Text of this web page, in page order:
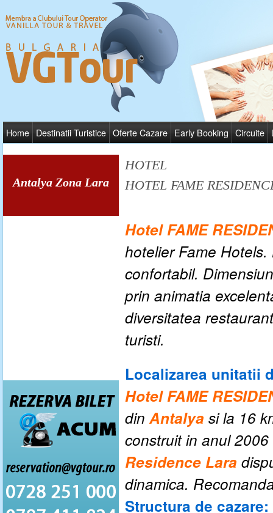
Home Destinatii Turistice Oferte Cazare Early Booking Circuite
Antalya Zona Lara
HOTEL
HOTEL FAME
Hotel FAME
hotelier Fame
confortabil.
prin animatia
diversitatea
turisti.
Localizarea unitatii
Hotel FAME
dinAntalya si la 16
construit in anul
Residence Lara
dinamica.
Structura de cazare: